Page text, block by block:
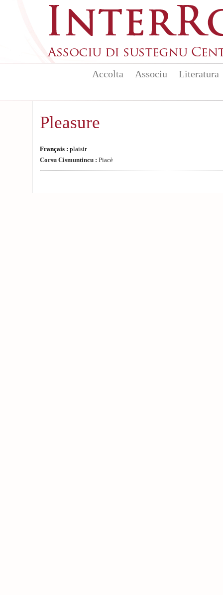
Accolta Associu Literatura
Pleasure
Français : plaisir
Corsu Cismuntincu : Piacè